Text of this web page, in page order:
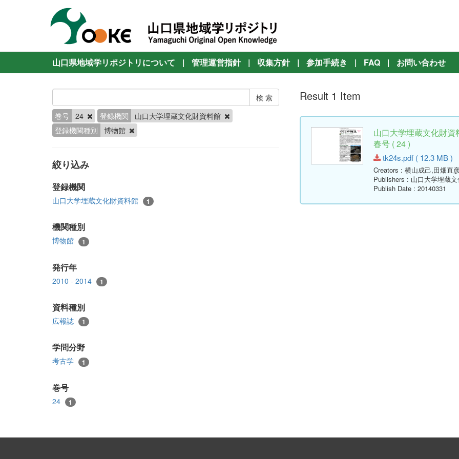
山口県地域学リポジトリについて | 管理運営指針 | 収集方針 | 参加手続き | FAQ | お問い合わせ
巻号 24 登録機関
山口大学埋蔵文化財資料館
登録機関種別
博物館
絞り込み
登録機関
山口大学埋蔵文化財資料館 1
機関種別
博物館 1
発行年
2010 - 2014 1
資料種別
広報誌 1
学問分野
考古学 1
巻号
24 1
Result 1 Item
山口大学埋蔵文化財
春号 ( 24 )
tk24s.pdf ( 12.3 MB )
Creators : 横山成己,田畑直
Publishers : 山口大学埋蔵
Publish Date : 20140331